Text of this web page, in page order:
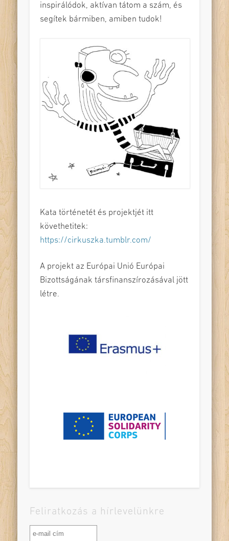
inspirálódok, aktívan tátom a szám, és
segítek bármiben, amiben tudok!
Kata történetét és projektjét itt
követhetitek:
https://cirkuszka.tumblr.com/
A projekt az Európai Unió Európai
Bizottságának társfinanszírozásával jött
létre.
Feliratkozás a hírlevelünkre